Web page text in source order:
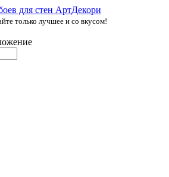
только лучшее и со вкусом!